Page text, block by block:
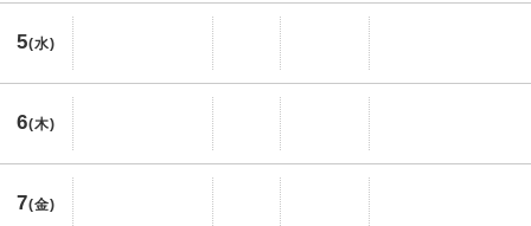
5(水)
6(木)
7(金)